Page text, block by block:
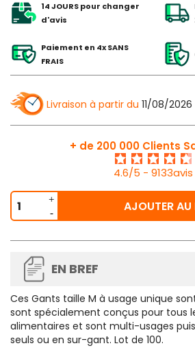
14 JOURS pour changer
d'avis
Paiement en 4x SANS
FRAIS
Livraison à partir du 11/08/2026
+ de 200 000 Clients
4.6/5 - 9133avis
AJOUTER AU
EN BREF
Ces Gants taille M à usage unique
sont spécialement conçus pour tous
alimentaires et sont multi-usages
seuls ou en sur-gant. Lot de 100.